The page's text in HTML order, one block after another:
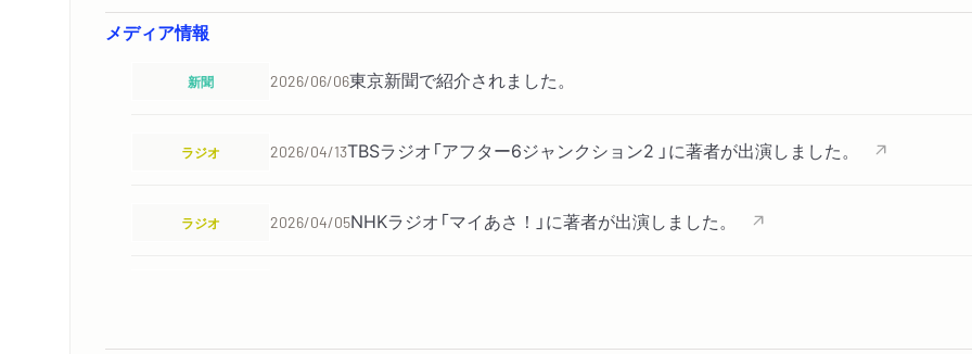
メディア情報
新聞 2026/06/06東京新聞で紹介されました。
ラジオ 2026/04/13TBSラジオ「アフター6ジャンクション2 」に著者が出演しました。
ラジオ 2026/04/05NHKラジオ「マイあさ！」に著者が出演しました。